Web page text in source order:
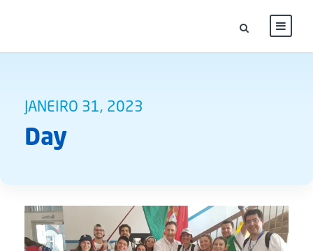
JANEIRO 31, 2023
Day